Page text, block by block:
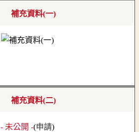
補充資料(一)
補充資料(二)
- 未公開 -(申請)